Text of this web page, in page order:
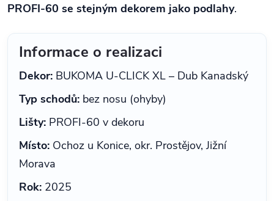
PROFI‑60 se stejným dekorem jako podlahy.
Informace o realizaci
Dekor: BUKOMA U‑CLICK XL – Dub Kanadský
Typ schodů: bez nosu (ohyby)
Lišty: PROFI‑60 v dekoru
Místo: Ochoz u Konice, okr. Prostějov, Jižní
Morava
Rok: 2025